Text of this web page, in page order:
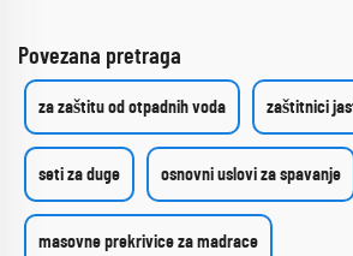
Povezana pretraga
za zaštitu od otpadnih voda zaštitnici
seti za duge osnovni uslovi za spavanje
masovne prekrivice za madrace